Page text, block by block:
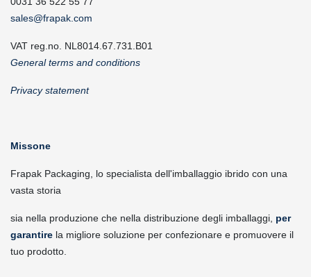
sales@frapak.com
VAT reg.no. NL8014.67.731.B01
General terms and conditions
Privacy statement
Missone
Frapak Packaging, lo specialista dell'imballaggio ibrido con una
vasta storia
sia nella produzione che nella distribuzione degli imballaggi, per
garantire la migliore soluzione per confezionare e promuovere il
tuo prodotto.